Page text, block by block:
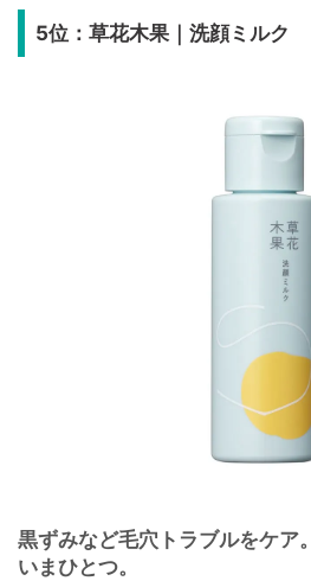
5位：草花木果｜洗顔ミルク
黒ずみなど毛穴トラブルをケア
いまひとつ。